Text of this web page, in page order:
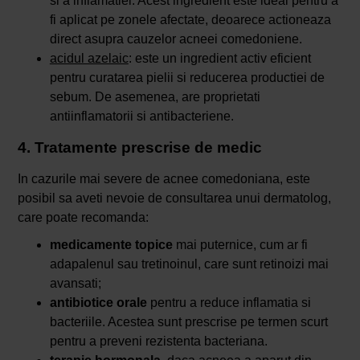
fi aplicat pe zonele afectate, deoarece actioneaza
direct asupra cauzelor acneei comedoniene.
acidul azelaic: este un ingredient activ eficient
pentru curatarea pielii si reducerea productiei de
sebum. De asemenea, are proprietati
antiinflamatorii si antibacteriene.
4. Tratamente prescrise de medic
In cazurile mai severe de acnee comedoniana, este
posibil sa aveti nevoie de consultarea unui dermatolog,
care poate recomanda:
medicamente topice mai puternice, cum ar fi
adapalenul sau tretinoinul, care sunt retinoizi mai
avansati;
antibiotice orale pentru a reduce inflamatia si
bacteriile. Acestea sunt prescrise pe termen scurt
pentru a preveni rezistenta bacteriana.